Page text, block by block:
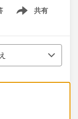
共有
Show menu